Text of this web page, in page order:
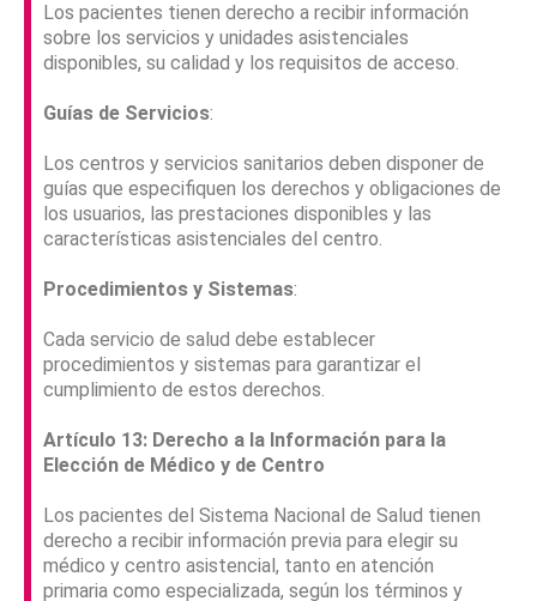
Los pacientes tienen derecho a recibir información
sobre los servicios y unidades asistenciales
disponibles, su calidad y los requisitos de acceso.
Guías de Servicios:
Los centros y servicios sanitarios deben disponer de
guías que especifiquen los derechos y obligaciones de
los usuarios, las prestaciones disponibles y las
características asistenciales del centro.
Procedimientos y Sistemas:
Cada servicio de salud debe establecer
procedimientos y sistemas para garantizar el
cumplimiento de estos derechos.
Artículo 13: Derecho a la Información para la
Elección de Médico y de Centro
Los pacientes del Sistema Nacional de Salud tienen
derecho a recibir información previa para elegir su
médico y centro asistencial, tanto en atención
primaria como especializada, según los términos y